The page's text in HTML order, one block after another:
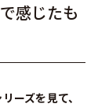
感じたも
ーズを見て、